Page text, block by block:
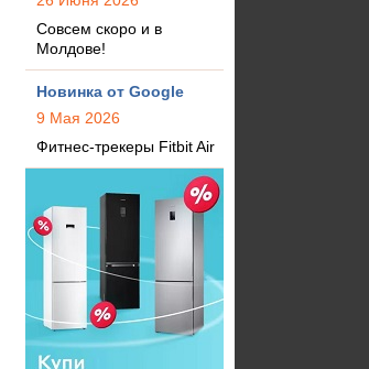
Совсем скоро и в
Молдове!
Новинка от Google
9 Мая 2026
Фитнес-трекеры Fitbit Air